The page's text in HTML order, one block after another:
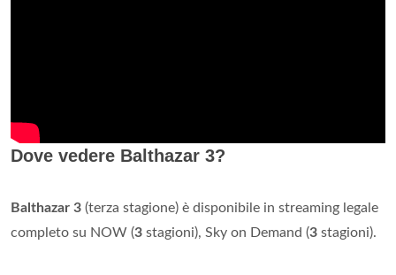
Dove vedere Balthazar 3?
Balthazar 3 (terza stagione) è disponibile in streaming legale
completo su NOW (3 stagioni), Sky on Demand (3 stagioni).